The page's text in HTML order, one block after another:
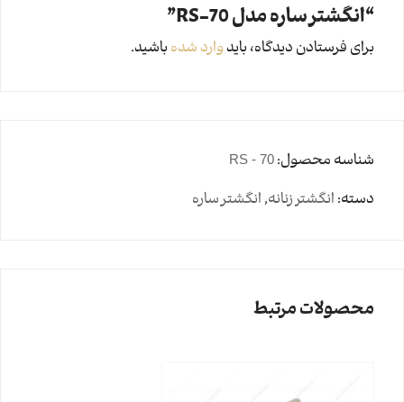
“انگشتر ساره مدل RS-70”
برای فرستادن دیدگاه، بایدوارد شده باشید.
شناسه محصول: RS - 70
دسته: انگشتر زنانه,انگشتر ساره
محصولات مرتبط